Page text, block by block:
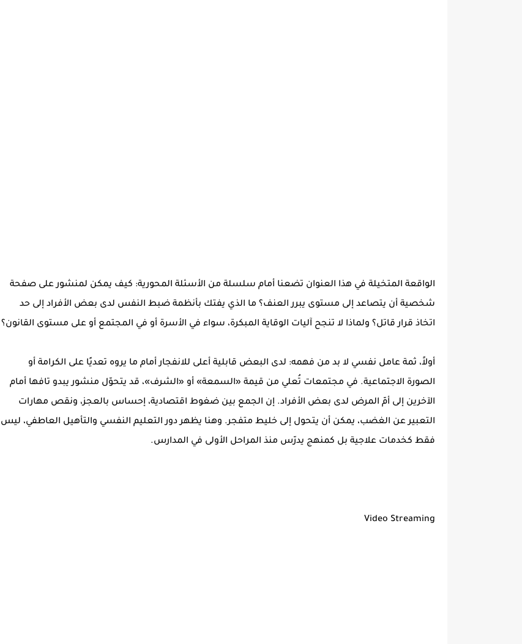
الواقعة المتخيلة في هذا العنوان تضعنا أمام سلسلة من الأسئلة المحورية: كيف يمكن لمنشور على صفحة
شخصية أن يتصاعد إلى مستوى يبرر العنف؟ ما الذي يفتك بأنظمة ضبط النفس لدى بعض الأفراد إلى حد
اتخاذ قرار قاتل؟ ولماذا لا تنجح آليات الوقاية المبكرة، سواء في الأسرة أو في المجتمع أو على مستوى القانون؟
أولاً، ثمة عامل نفسي لا بد من فهمه: لدى البعض قابلية أعلى للانفجار أمام ما يروه تعديًا على الكرامة أو
الصورة الاجتماعية. في مجتمعات تُعلي من قيمة «السمعة» أو «الشرف»، قد يتحوّل منشور يبدو تافها أمام
الآخرين إلى أمّ المرض لدى بعض الأفراد. إن الجمع بين ضغوط اقتصادية، إحساس بالعجز، ونقص مهارات
التعبير عن الغضب، يمكن أن يتحول إلى خليط متفجر. وهنا يظهر دور التعليم النفسي والتأهيل العاطفي، ليس
فقط كخدمات علاجية بل كمنهج يدرّس منذ المراحل الأولى في المدارس.
Video Streaming